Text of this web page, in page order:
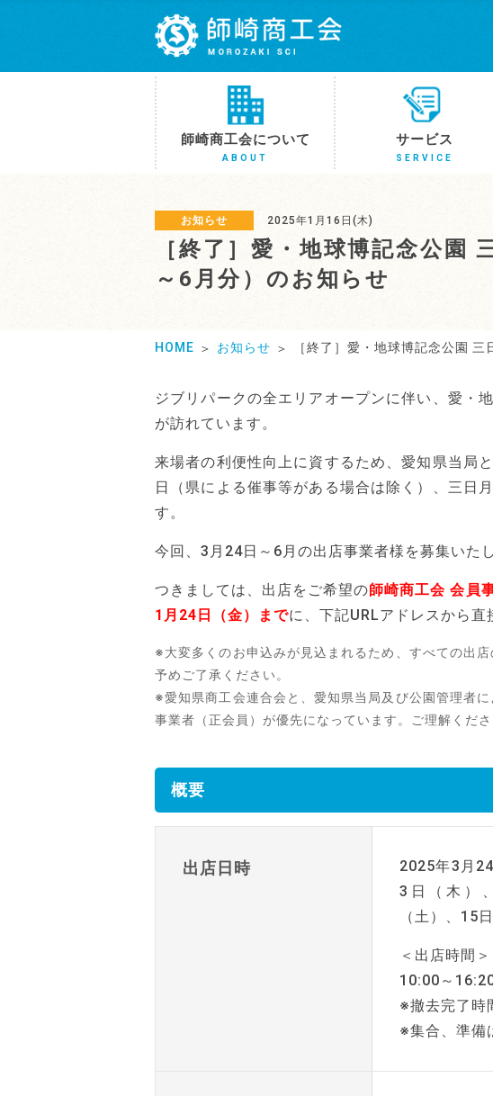
師崎商工会について
ABOUT
サービス
SERVICE
お知らせ 2025年1月16日(木)
［終了］愛・地球博記念公園
～6月分）のお知らせ
HOME お知らせ ［終了］愛・地球博記念公園
ジブリパークの全エリアオープンに伴い、愛・
が訪れています。
来場者の利便性向上に資するため、愛知県当局
日（県による催事等がある場合は除く）、三日
す。
今回、3月24日～6月の出店事業者様を募集いたし
つきましては、出店をご希望の師崎商工会 会員
1月24日（金）までに、下記URLアドレスから直
※大変多くのお申込みが見込まれるため、すべての出
予めご了承ください。
※愛知県商工会連合会と、愛知県当局及び公園管理者
事業者（正会員）が優先になっています。ご理解くださ
概要
出店日時
2025年3月
3日（木）
（土）、15
＜出店時間＞
10:00～
※撤去完了時
※集合、準備